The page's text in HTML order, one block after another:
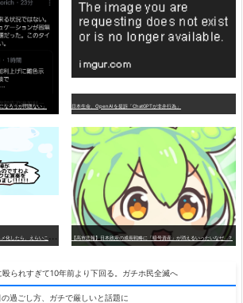
なろうが問題ない」 日本生命、OpenAIを提訴「ChatGPTが非弁行為」
【高市悲報】日本政府の成長戦略に「暗号資産」が消えるいったいなぜ…？
殴られすぎて10年前より下回る。ガチホ民全滅へ
過ごし方、ガチで厳しいと話題に